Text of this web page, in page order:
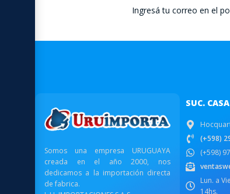
Ingresá tu correo en el
Somos una empresa URUGUAYA
creada en el año 2000, nos
dedicamos a la importación directa
de fabrica.
SUC.
(+598)
(+598)
Lun. a
14hs.